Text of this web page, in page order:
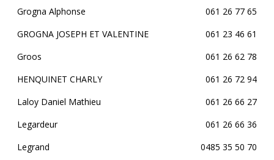
Grogna Alphonse
061 26 77 65
GROGNA JOSEPH ET VALENTINE
061 23 46 61
Groos
061 26 62 78
HENQUINET CHARLY
061 26 72 94
Laloy Daniel Mathieu
061 26 66 27
Legardeur
061 26 66 36
Legrand
0485 35 50 70